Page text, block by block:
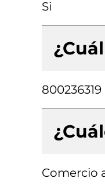
Si
800236319
Comercio